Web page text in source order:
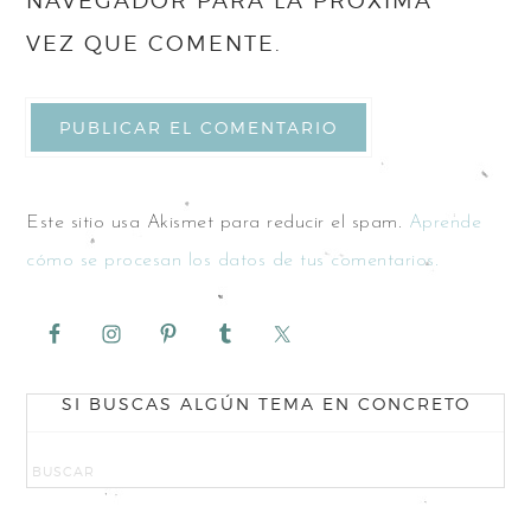
VEZ QUE COMENTE.
Este sitio usa Akismet para reducir el spam. Aprende
cómo se procesan los datos de tus comentarios.
SI BUSCAS ALGÚN TEMA EN CONCRETO